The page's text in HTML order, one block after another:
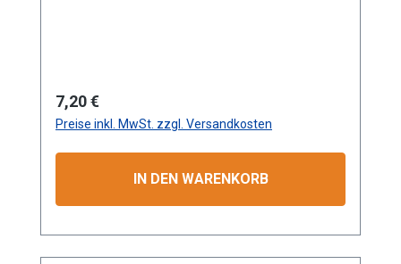
Regulärer Preis:
7,20 €
Preise inkl. MwSt. zzgl. Versandkosten
IN DEN WARENKORB